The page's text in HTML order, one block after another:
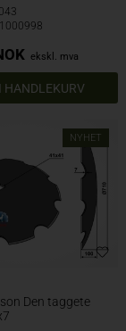
ekskl. mva
NYHET
Den taggete